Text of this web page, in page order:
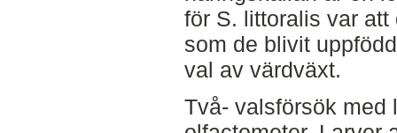
för S. littoralis var
som de blivit
val av värdväxt.
Två- valsförsök med